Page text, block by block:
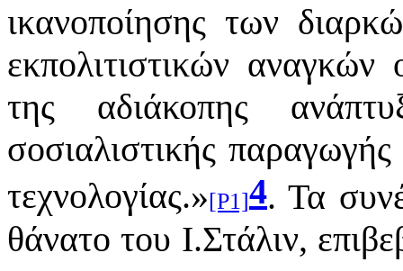
ικανοποίησης των
εκπολιτιστικών
της αδιάκοπης
σοσιαλιστικής
τεχνολογίας.»[P1]4. Τα
θάνατο του Ι.Στάλιν,